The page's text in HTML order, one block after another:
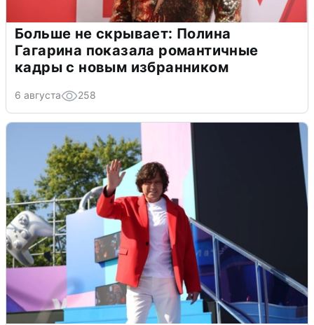
Больше не скрывает: Полина
Гагарина показала романтичные
кадры с новым избранником
6 августа 258